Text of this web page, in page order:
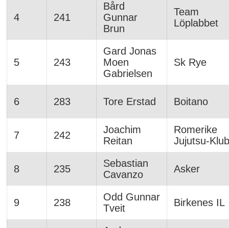
4 241
Bård
Gunnar
Brun
Team
Löplabbet
5 243
Gard Jonas
Moen
Gabrielsen
Sk Rye
6 283 Tore Erstad Boitano
7 242
Joachim
Reitan
Romerike
Jujutsu-
8 235
Sebastian
Cavanzo
Asker
9 238
Odd Gunnar
Tveit
Birkenes IL